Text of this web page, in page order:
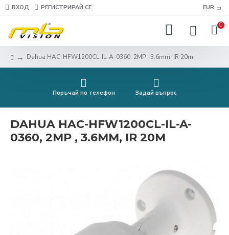
ВХОД РЕГИСТРИРАЙ СЕ EUR
0
Dahua HAC-HFW1200CL-IL-A-0360, 2MP , 3.6mm, IR 20m
Поръчай по телефон Задай въпрос
DAHUA HAC-HFW1200CL-IL-A-
0360, 2MP , 3.6MM, IR 20M